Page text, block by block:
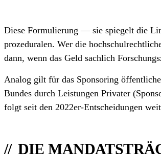
Diese Formulierung — sie spiegelt die
prozeduralen. Wer die
dann, wenn das Geld sachlich
Analog gilt für das Sponsoring
Bundes durch Leistungen Privater
folgt seit den 2022er-Entscheidungen
DIE